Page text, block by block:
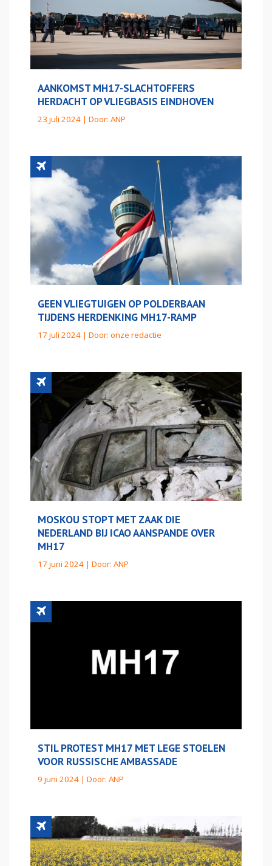
AANKOMST MH17-SLACHTOFFERS
HERDACHT OP VLIEGBASIS EINDHOVEN
23 juli 2024 | Door: ANP
GEEN VLIEGTUIGEN OP POLDERBAAN
TIJDENS HERDENKING MH17-RAMP
17 juli 2024 | Door: onze redactie
MOSKOU STOPT MET ZAAK DIE
NEDERLAND BIJ ICAO AANSPANDE OVER
MH17
17 juni 2024 | Door: ANP
STIL PROTEST MH17 MET LEGE STOELEN
VOOR RUSSISCHE AMBASSADE
9 juni 2024 | Door: ANP